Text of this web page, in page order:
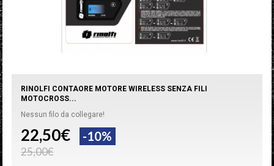
RINOLFI CONTAORE MOTORE WIRELESS SENZA FILI
MOTOCROSS...
Nessun filo da collegare!
22,50€ -10%
25,00€